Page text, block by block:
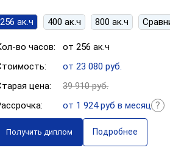
256 ак.ч 400 ак.ч 800 ак.ч
во часов:
от 256 ак.ч
от 23 080 руб.
цена:
39 910 руб.
от 1 924 руб в месяц
Получить диплом Подробнее